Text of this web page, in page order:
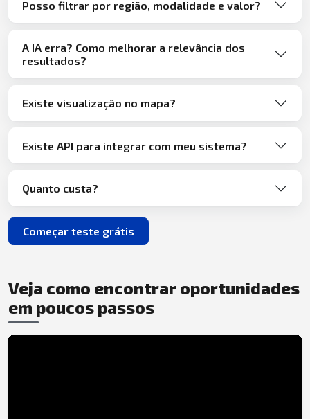
Posso filtrar por região, modalidade e valor?
A IA erra? Como melhorar a relevância dos
resultados?
Existe visualização no mapa?
Existe API para integrar com meu sistema?
Quanto custa?
Começar teste grátis
Veja como encontrar oportunidades
em poucos passos